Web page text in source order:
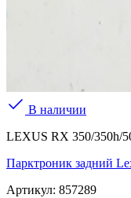
В наличии
LEXUS RX 350/350h/
Парктроник задний
Артикул: 857289